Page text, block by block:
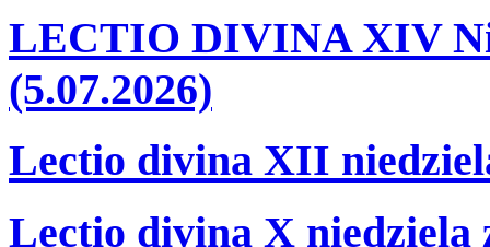
LECTIO DIVINA XIV
(5.07.2026)
Lectio divina XII
Lectio divina X niedziela